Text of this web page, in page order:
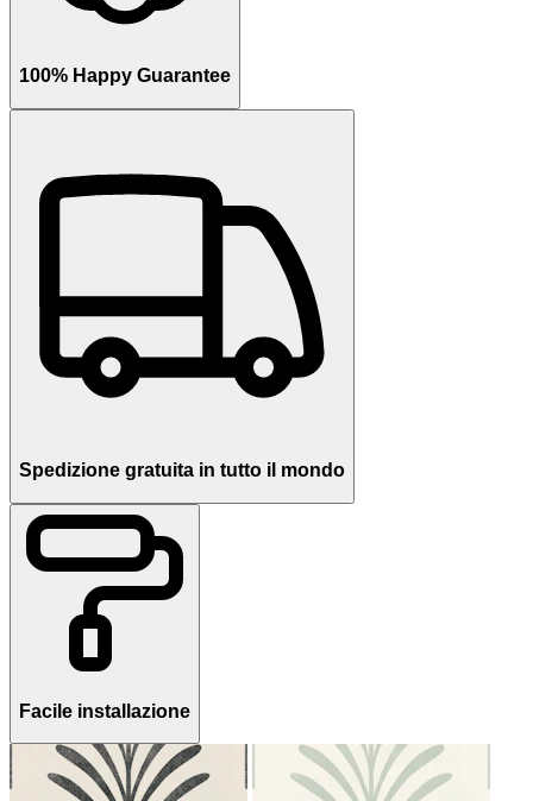
100% Happy Guarantee
Spedizione gratuita in tutto il mondo
Facile installazione